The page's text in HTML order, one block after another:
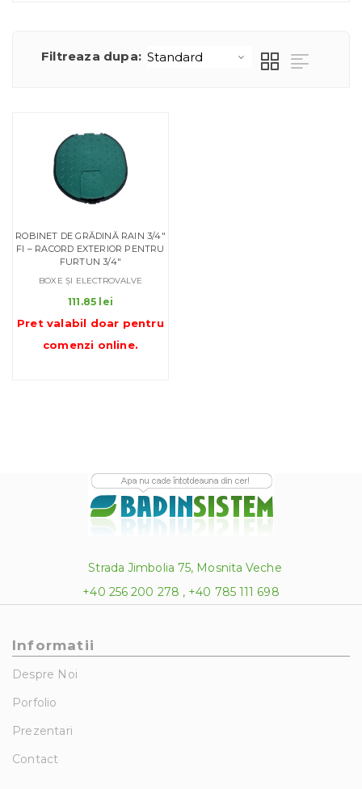
Filtreaza dupa:
ROBINET DE GRĂDINĂ RAIN 3/4″
FI – RACORD EXTERIOR PENTRU
FURTUN 3/4″
BOXE ȘI ELECTROVALVE
111.85 lei
Pret valabil doar pentru
comenzi online.
Strada Jimbolia 75, Mosnita Veche
+40 256 200 278 , +40 785 111 698
Informatii
Despre Noi
Porfolio
Prezentari
Contact